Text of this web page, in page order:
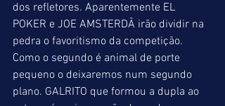
dos refletores. Aparentemente EL
POKER e JOE AMSTERDÃ irão dividir na
pedra o favoritismo da competição.
Como o segundo é animal de porte
pequeno o deixaremos num segundo
plano. GALRITO que formou a dupla ao